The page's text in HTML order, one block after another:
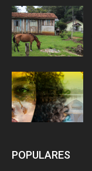
POPULARES